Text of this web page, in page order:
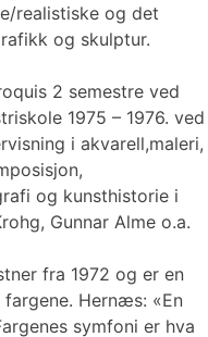
realistiske og det
og skulptur.
2 semestre ved
1975 – 1976. ved
i akvarell,maleri,
og kunsthistorie i
Gunnar Alme o.a.
fra 1972 og er en
Hernæs: «En
symfoni er hva